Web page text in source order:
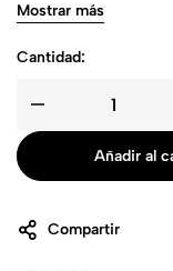
descargados. Oprima
espere a que se
descargarlos uno por
Mostrar más
Cantidad:
Añadir al
Compartir